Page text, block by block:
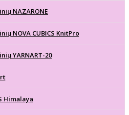
NAZARONE
NOVA CUBICS KnitPro
YARNART-20
Himalaya